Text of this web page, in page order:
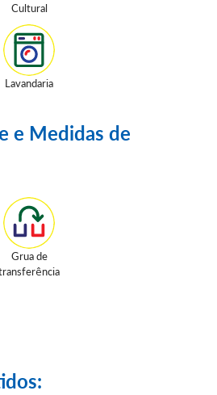
Cultural
Lavandaria
e Medidas de
Grua de